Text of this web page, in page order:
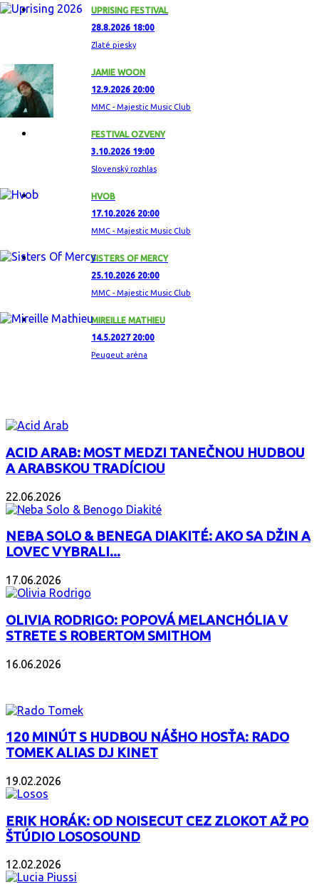
UPRISING FESTIVAL
28.8.2026 18:00
Zlaté piesky
JAMIE WOON
12.9.2026 20:00
MMC - Majestic Music Club
FESTIVAL OZVENY
3.10.2026 19:00
Slovenský rozhlas
HVOB
17.10.2026 20:00
MMC - Majestic Music Club
SISTERS OF MERCY
25.10.2026 20:00
MMC - Majestic Music Club
MIREILLE MATHIEU
14.5.2027 20:00
Peugeut aréna
ACID ARAB: MOST MEDZI TANEČNOU HUDBOU
A ARABSKOU TRADÍCIOU
22.06.2026
NEBA SOLO & BENEGA DIAKITÉ: AKO SA DŽIN A
LOVEC VYBRALI...
17.06.2026
OLIVIA RODRIGO: POPOVÁ MELANCHÓLIA V
STRETE S ROBERTOM SMITHOM
16.06.2026
120 MINÚT S HUDBOU NÁŠHO HOSŤA: RADO
TOMEK ALIAS DJ KINET
19.02.2026
ERIK HORÁK: OD NOISECUT CEZ ZLOKOT AŽ PO
ŠTÚDIO LOSOSOUND
12.02.2026